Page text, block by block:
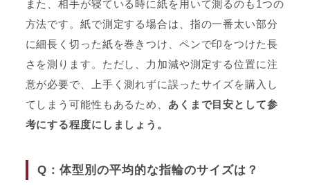
また、相手が寝ている時に紙を用いて測るのも1つの
方法です。紙で測定する場合は、指の一番太い部分
に細長く切った紙を巻きつけ、ペンで印をつけた長
さを測ります。ただし、力加減や測定する位置に注
意が必要で、上手く測れずに誤ったサイズを購入し
てしまう可能性もあるため、 あくまで目安として参
考にする程度にしましょう。
Q：体型別の平均的な指輪のサイズは？